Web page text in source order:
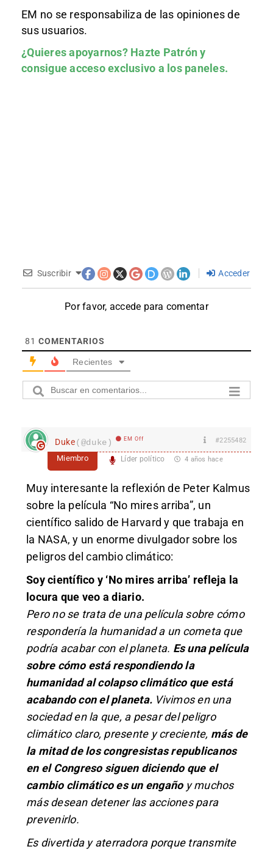
EM no se responsabiliza de las opiniones de
sus usuarios.
¿Quieres apoyarnos? Hazte Patróny
consigue acceso exclusivo a los paneles.
Suscribir Acceder
Por favor, accede para comentar
81 COMENTARIOS
Recientes
Duke(@duke) EM Off #2255482
Miembro Líder político 4 años hace
Muy interesante la reflexión de Peter Kalmus
sobre la película “No mires arriba”, un
científico salido de Harvard y que trabaja en
la NASA, y un enorme divulgador sobre los
peligros del cambio climático:
Soy científico y ‘No mires arriba’ refleja la
locura que veo a diario.
Pero no se trata de una película sobre cómo
respondería la humanidad a un cometa que
podría acabar con el planeta. Es una película
sobre cómo está respondiendo la
humanidad al colapso climático que está
acabando con el planeta. Vivimos en una
sociedad en la que, a pesar del peligro
climático claro, presente y creciente, más de
la mitad de los congresistas republicanos
en el Congreso siguen diciendo que el
cambio climático es un engañoy muchos
más desean detener las acciones para
prevenirlo.
Es divertida y aterradora porque transmite